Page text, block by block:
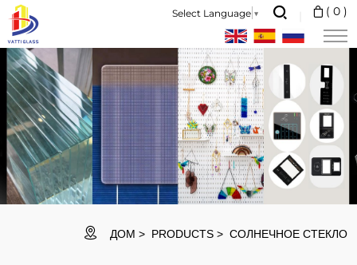
Select Language ▼ ( 0 )
BIPV
Glass
is
a
technology
that
integrates
solar
ДОМ PRODUCTS СОЛНЕЧНОЕ СТЕКЛО